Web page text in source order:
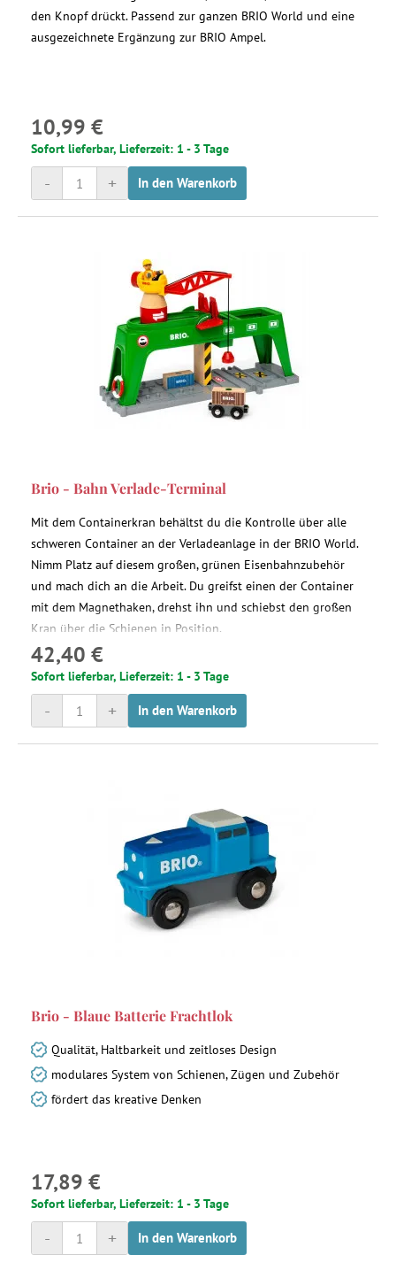
den Knopf drückt. Passend zur ganzen BRIO World und eine
ausgezeichnete Ergänzung zur BRIO Ampel.
10,99 €
Sofort lieferbar, Lieferzeit: 1 - 3 Tage
+
- In den Warenkorb
Brio - Bahn Verlade-Terminal
Mit dem Containerkran behältst du die Kontrolle über alle
schweren Container an der Verladeanlage in der BRIO World.
Nimm Platz auf diesem großen, grünen Eisenbahnzubehör
und mach dich an die Arbeit. Du greifst einen der Container
mit dem Magnethaken, drehst ihn und schiebst den großen
Kran über die Schienen in Position.
42,40 €
Sofort lieferbar, Lieferzeit: 1 - 3 Tage
+
- In den Warenkorb
Brio - Blaue Batterie Frachtlok
Qualität, Haltbarkeit und zeitloses Design
modulares System von Schienen, Zügen und Zubehör
fördert das kreative Denken
17,89 €
Sofort lieferbar, Lieferzeit: 1 - 3 Tage
+
- In den Warenkorb